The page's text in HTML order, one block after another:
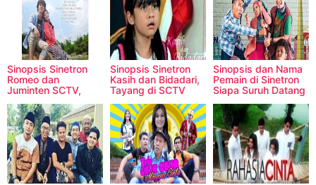
Sinopsis Sinetron
Romeo dan
Juminten SCTV,
Mirdad
Sinopsis Sinetron
Kasih dan Bidadari,
Tayang di SCTV
Sinopsis dan Nama
Pemain di Sinetron
Siapa Suruh Datang